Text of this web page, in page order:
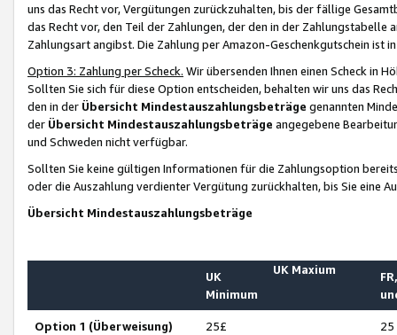
uns das Recht vor, Vergütungen zurückzuhalten, bis der fällige
das Recht vor, den Teil der Zahlungen, der den in der
Zahlungsart angibst. Die Zahlung per Amazon-Geschenkgutschein ist
Option 3: Zahlung per Scheck. Wir übersenden Ihnen einen Scheck in
Sollten Sie sich für diese Option entscheiden, behalten wir uns das
den in der Übersicht Mindestauszahlungsbeträge genannten
der Übersicht Mindestauszahlungsbeträge angegebene
und Schweden nicht verfügbar.
Sollten Sie keine gültigen Informationen für die Zahlungsoption
oder die Auszahlung verdienter Vergütung zurückhalten, bis Sie
Übersicht Mindestauszahlungsbeträge
UK
Minimum
UK Maxium
Option 1 (Überweisung) 25£ 25